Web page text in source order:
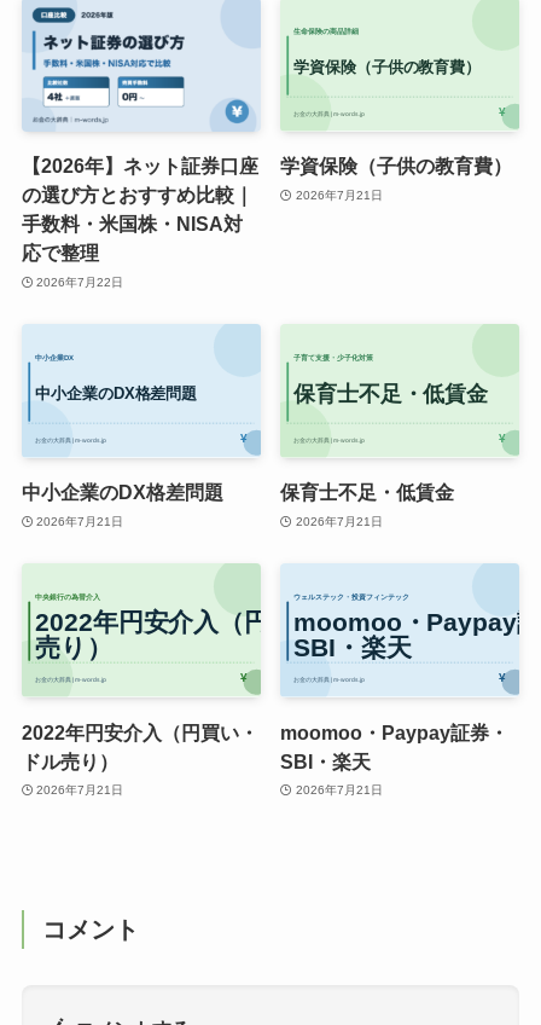
【2026年】ネット証券口座
の選び方とおすすめ比較｜
手数料・米国株・NISA対
応で整理
2026年7月22日
学資保険（子供の教育費）
2026年7月21日
中小企業のDX格差問題
2026年7月21日
保育士不足・低賃金
2026年7月21日
2022年円安介入（円買い・
ドル売り）
2026年7月21日
moomoo・Paypay証券・
SBI・楽天
2026年7月21日
コメント